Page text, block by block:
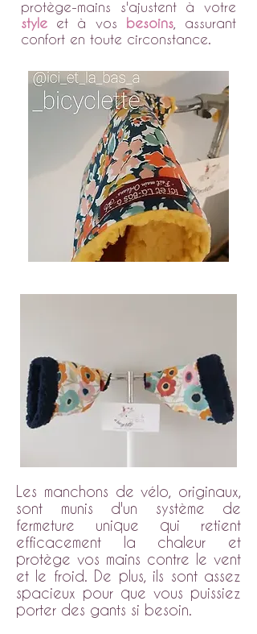
protège-mains s'ajustent à votre
style et à vos besoins, assurant
confort en toute circonstance.
Les manchons de vélo, originaux,
sont munis d'un système de
fermeture unique qui retient
efficacement la chaleur et
protège vos mains contre le vent
et le froid. De plus, ils sont assez
spacieux pour que vous puissiez
porter des gants si besoin.